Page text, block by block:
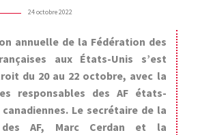
24 octobre 2022
annuelle de la Fédération des
aux États-Unis s’est
du 20 au 22 octobre, avec la
responsables des AF états-
Le secrétaire de la
des AF, Marc Cerdan et la